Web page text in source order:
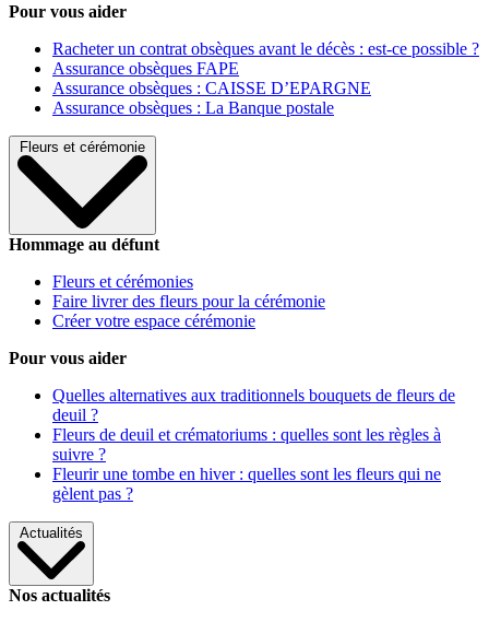
Pour vous aider
Racheter un contrat obsèques avant le décès : est-ce possible ?
Assurance obsèques FAPE
Assurance obsèques : CAISSE D’EPARGNE
Assurance obsèques : La Banque postale
Fleurs et cérémonie
Hommage au défunt
Fleurs et cérémonies
Faire livrer des fleurs pour la cérémonie
Créer votre espace cérémonie
Pour vous aider
Quelles alternatives aux traditionnels bouquets de fleurs de
deuil ?
Fleurs de deuil et crématoriums : quelles sont les règles à
suivre ?
Fleurir une tombe en hiver : quelles sont les fleurs qui ne
gèlent pas ?
Actualités
Nos actualités